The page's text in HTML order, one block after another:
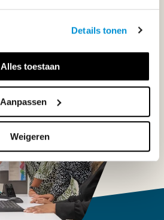
Details tonen
Alles toestaan
Aanpassen
Weigeren
Neem contact op